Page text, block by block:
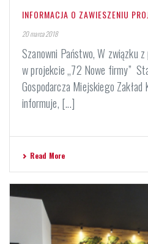
INFORMACJA O ZAWIESZENIU
20 marca 2018
Szanowni Państwo, W związku
w projekcie „72 Nowe firmy”
Gospodarcza Miejskiego Zakład
informuje, [...]
Read More